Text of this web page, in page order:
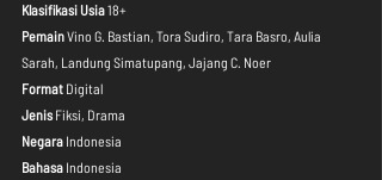
Klasifikasi Usia 18+
Pemain Vino G. Bastian, Tora Sudiro, Tara Basro, Aulia
Sarah, Landung Simatupang, Jajang C. Noer
Format Digital
Jenis Fiksi, Drama
Negara Indonesia
Bahasa Indonesia